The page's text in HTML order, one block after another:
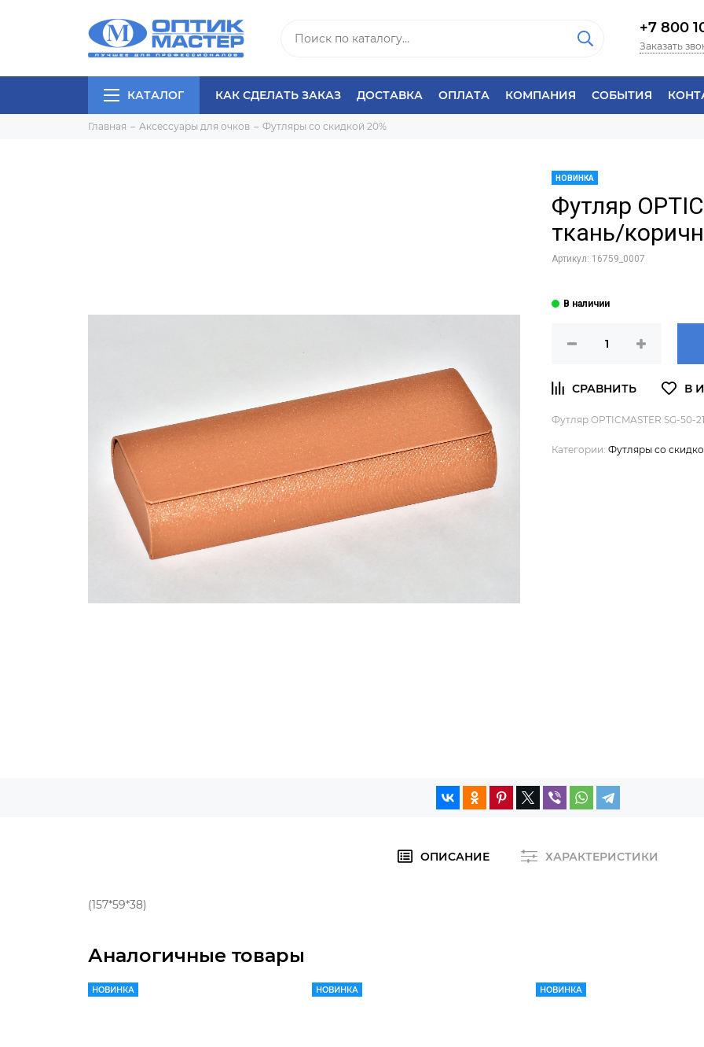
+7 800
Заказать
КАТАЛОГ КАК СДЕЛАТЬ ЗАКАЗ ДОСТАВКА ОПЛАТА КОМПАНИЯ СОБЫТИЯ
Главная Аксессуары для очков Футляры со скидкой 20%
НОВИНКА
Футляр
ткань/
Артикул: 16759_0007
Футляр OPTICMASTER SG-50-
Категории: Футляры со
ОПИСАНИЕ ХАРАКТЕРИСТИКИ
(157*59*38)
Аналогичные товары
НОВИНКА НОВИНКА НОВИНКА